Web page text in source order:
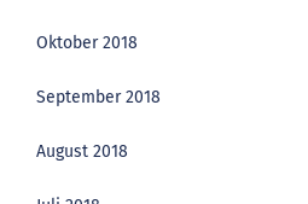
Oktober 2018
September 2018
August 2018